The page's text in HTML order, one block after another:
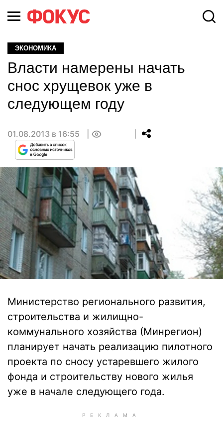
ЭКОНОМИКА
Власти намерены начать
снос хрущевок уже в
следующем году
01.08.2013 в 16:55
Министерство регионального развития,
строительства и жилищно-
коммунального хозяйства (Минрегион)
планирует начать реализацию пилотного
проекта по сносу устаревшего жилого
фонда и строительству нового жилья
уже в начале следующего года.